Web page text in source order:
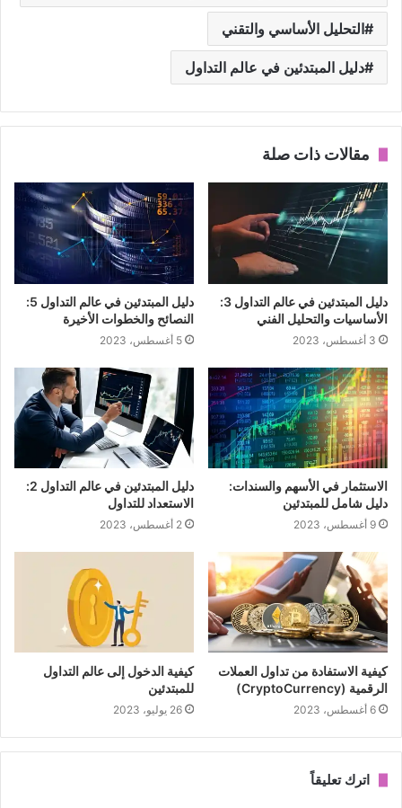
التحليل الأساسي والتقني
دليل المبتدئين في عالم التداول
مقالات ذات صلة
دليل المبتدئين في عالم التداول 3:
الأساسيات والتحليل الفني
3 أغسطس، 2023
دليل المبتدئين في عالم التداول 5:
النصائح والخطوات الأخيرة
5 أغسطس، 2023
الاستثمار في الأسهم والسندات:
دليل شامل للمبتدئين
9 أغسطس، 2023
دليل المبتدئين في عالم التداول 2:
الاستعداد للتداول
2 أغسطس، 2023
كيفية الاستفادة من تداول العملات
الرقمية (CryptoCurrency)
6 أغسطس، 2023
كيفية الدخول إلى عالم التداول
للمبتدئين
26 يوليو، 2023
اترك تعليقاً